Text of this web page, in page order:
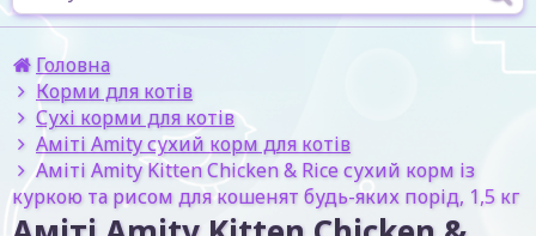
Головна
Корми для котів
Сухі корми для котів
Аміті Amity сухий корм для котів
Аміті Amity Kitten Chicken & Rice сухий корм із
куркою та рисом для кошенят будь-яких порід, 1,5 кг